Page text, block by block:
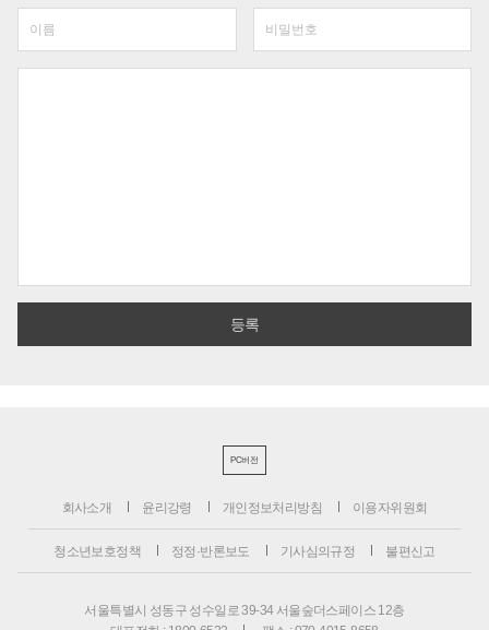
PC버전
회사소개 윤리강령 개인정보처리방침 이용자위원회
청소년보호정책 정정·반론보도 기사심의규정 불편신고
서울특별시 성동구 성수일로 39-34 서울숲더스페이스 12층